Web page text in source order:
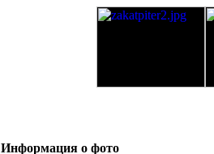
Информация о фото